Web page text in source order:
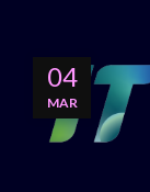
04
MAR